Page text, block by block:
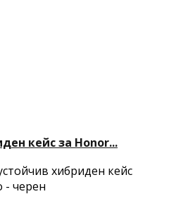
кейс за Honor...
хибриден кейс
- черен